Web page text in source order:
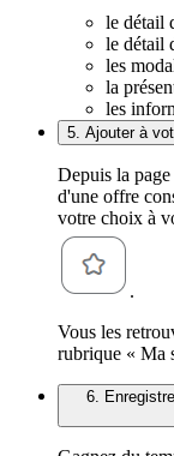
le détail
le détail
les
la
les
5. Ajouter à
Depuis la
d'une offre
votre choix à
.
Vous les
rubrique « Ma
6.